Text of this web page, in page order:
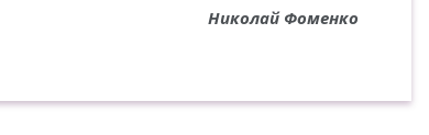
Николай Фоменко